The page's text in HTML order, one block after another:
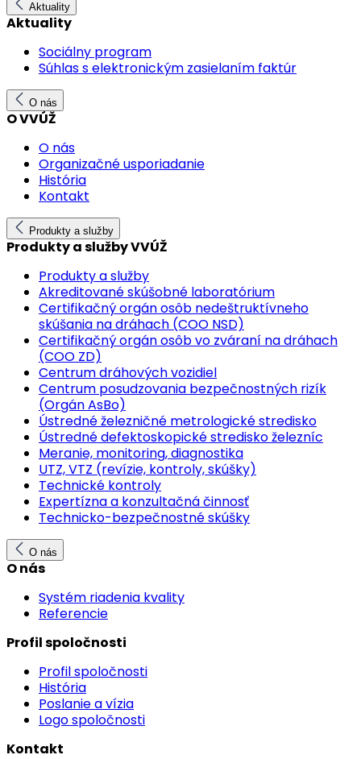
Aktuality
Aktuality
Sociálny program
Súhlas s elektronickým zasielaním faktúr
O nás
O VVÚŽ
O nás
Organizačné usporiadanie
História
Kontakt
Produkty a služby
Produkty a služby VVÚŽ
Produkty a služby
Akreditované skúšobné laboratórium
Certifikačný orgán osôb nedeštruktívneho
skúšania na dráhach (COO NSD)
Certifikačný orgán osôb vo zváraní na dráhach
(COO ZD)
Centrum dráhových vozidiel
Centrum posudzovania bezpečnostných rizík
(Orgán AsBo)
Ústredné železničné metrologické stredisko
Ústredné defektoskopické stredisko železníc
Meranie, monitoring, diagnostika
UTZ, VTZ (revízie, kontroly, skúšky)
Technické kontroly
Expertízna a konzultačná činnosť
Technicko-bezpečnostné skúšky
O nás
O nás
Systém riadenia kvality
Referencie
Profil spoločnosti
Profil spoločnosti
História
Poslanie a vízia
Logo spoločnosti
Kontakt